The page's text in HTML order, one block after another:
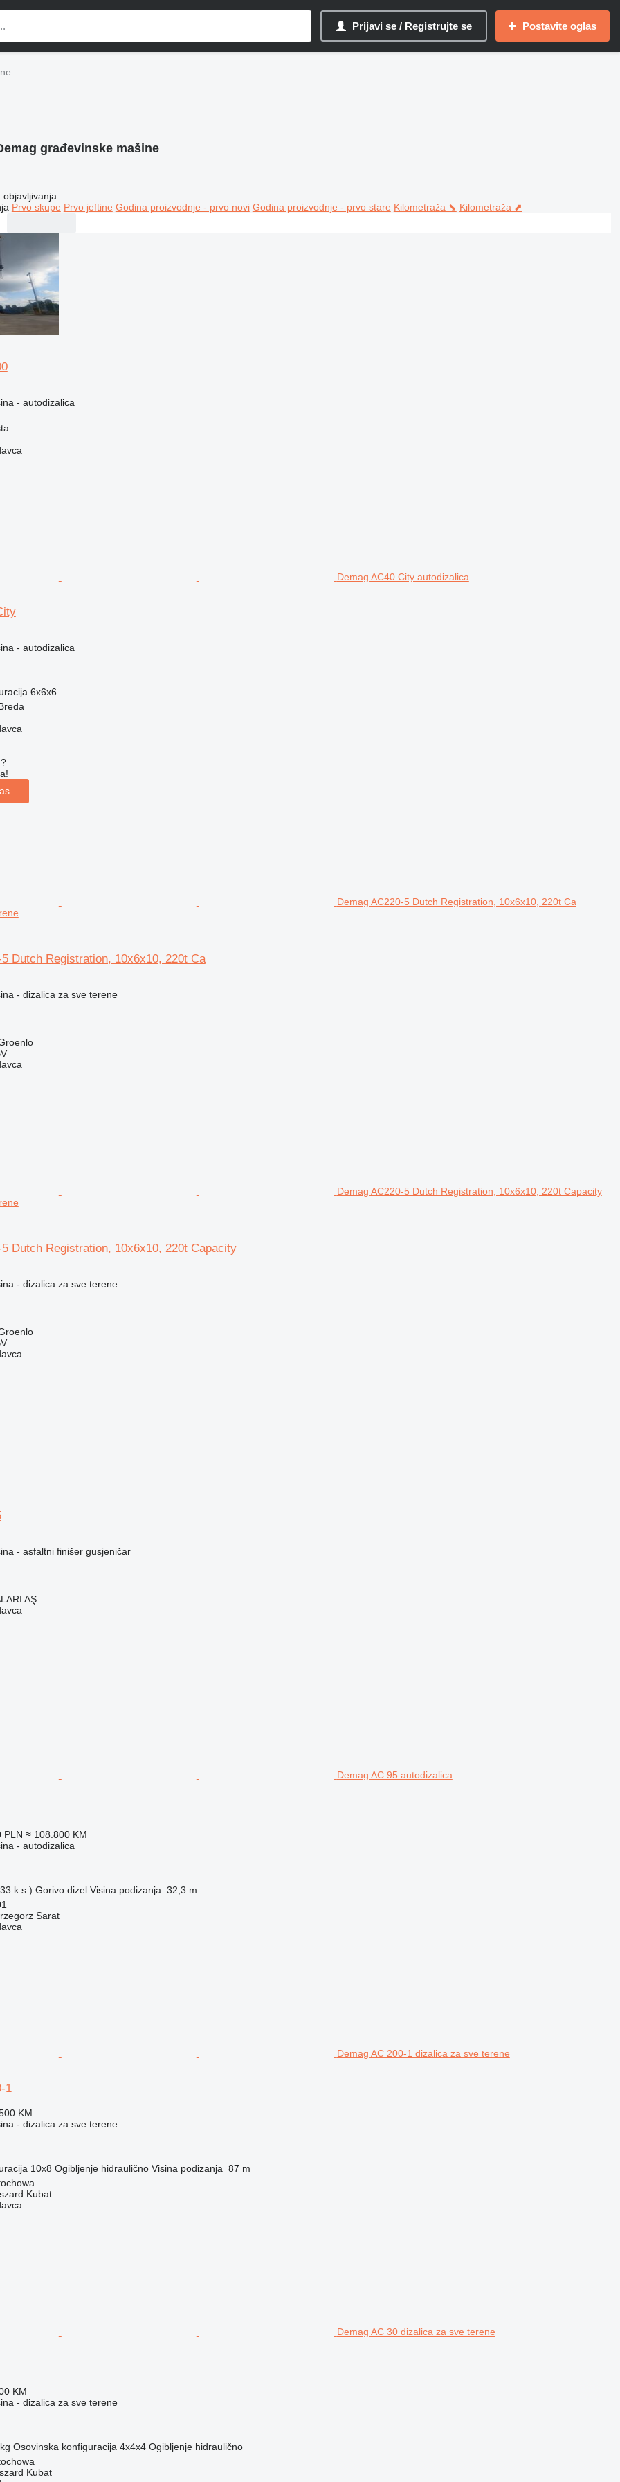
Prijavi se / Registrujte se Postavite oglas
građevinske mašine
objavljivanja
Prvo skupe Prvo jeftine Godina proizvodnje - prvo novi Godina proizvodnje - prvo stare Kilometraža ⬊ Kilometraža ⬈
- autodizalica
Demag AC40 City autodizalica
- autodizalica
6x6x6
Demag AC220-5 Dutch Registration, 10x6x10, 220t Ca
5 Dutch Registration, 10x6x10, 220t Ca
- dizalica za sve terene
Demag AC220-5 Dutch Registration, 10x6x10, 220t Capacity
5 Dutch Registration, 10x6x10, 220t Capacity
- dizalica za sve terene
- asfaltni finišer gusjeničar
AŞ.
Demag AC 95 autodizalica
PLN ≈ 108.800 KM
- autodizalica
k.s.) Gorivo dizel Visina podizanja 32,3 m
Sarat
Demag AC 200-1 dizalica za sve terene
1
KM
- dizalica za sve terene
10x8 Ogibljenje hidraulično Visina podizanja 87 m
Kubat
Demag AC 30 dizalica za sve terene
KM
- dizalica za sve terene
Osovinska konfiguracija 4x4x4 Ogibljenje hidraulično
Kubat